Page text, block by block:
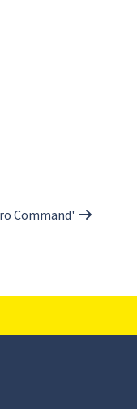
Command'